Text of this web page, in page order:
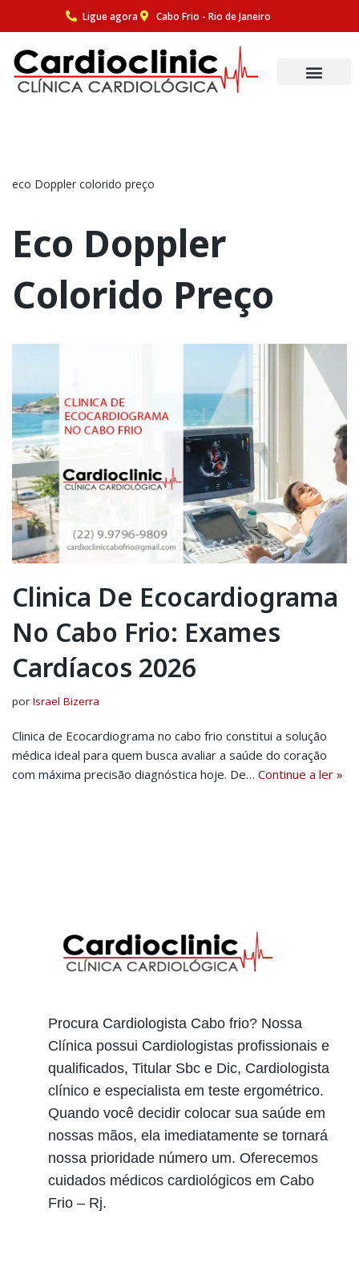
para
o
Ligue agora Cabo Frio - Rio de Janeiro
eco Doppler colorido preço
Eco Doppler
Colorido Preço
Clinica De Ecocardiograma
No Cabo Frio: Exames
Cardíacos 2026
por Israel Bizerra
Clinica de Ecocardiograma no cabo frio constitui a solução
médica ideal para quem busca avaliar a saúde do coração
com máxima precisão diagnóstica hoje. De… Continue a ler »
Procura Cardiologista Cabo frio? Nossa
Clínica possui Cardiologistas profissionais e
qualificados, Titular Sbc e Dic, Cardiologista
clínico e especialista em teste ergométrico.
Quando você decidir colocar sua saúde em
nossas mãos, ela imediatamente se tornará
nossa prioridade número um. Oferecemos
cuidados médicos cardiológicos em Cabo
Frio – Rj.